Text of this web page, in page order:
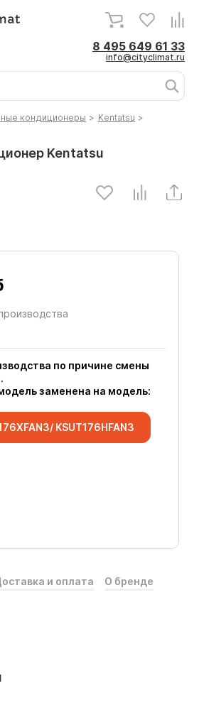
8 495 649 61 33
info@cityclimat.ru
кондиционеры > Kentatsu >
Kentatsu
по причине смены
заменена на модель:
KSUT176HFAN3
и оплата О бренде